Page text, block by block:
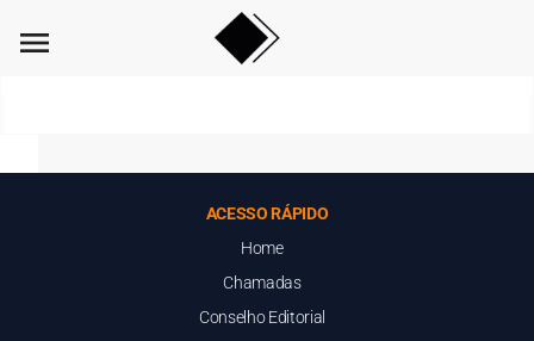
menu
ACESSO RÁPIDO
Home
Chamadas
Conselho Editorial